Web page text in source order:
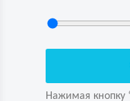
Нажимая кнопку
Нажимая кнопку
согласие на